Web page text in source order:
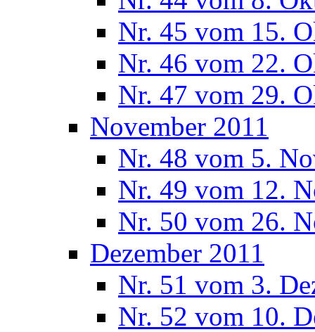
Nr. 45 vom 15.
Nr. 46 vom 22.
Nr. 47 vom 29.
November 2011
Nr. 48 vom 5.
Nr. 49 vom 12.
Nr. 50 vom 26.
Dezember 2011
Nr. 51 vom 3.
Nr. 52 vom 10.